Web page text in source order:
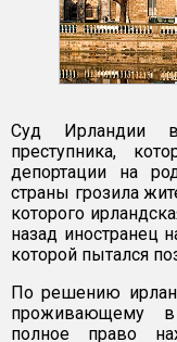
Суд Ирландии
преступника,
депортации на
страны грозила
которого
назад иностранец
которой пытался
По решению
проживающему в
полное право